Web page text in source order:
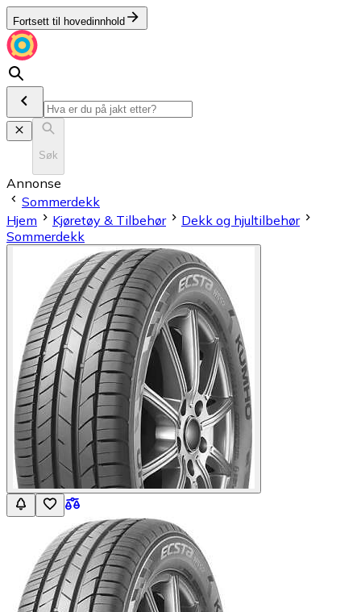
Fortsett til hovedinnhold
Søk
Annonse
Sommerdekk
Hjem
Kjøretøy & Tilbehør
Dekk og hjultilbehør
Sommerdekk